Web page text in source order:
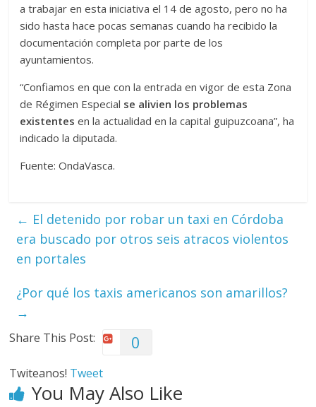
a trabajar en esta iniciativa el 14 de agosto, pero no ha
sido hasta hace pocas semanas cuando ha recibido la
documentación completa por parte de los
ayuntamientos.
“Confiamos en que con la entrada en vigor de esta Zona
de Régimen Especial se alivien los problemas
existentes en la actualidad en la capital guipuzcoana”, ha
indicado la diputada.
Fuente: OndaVasca.
← El detenido por robar un taxi en Córdoba
era buscado por otros seis atracos violentos
en portales
¿Por qué los taxis americanos son amarillos?
→
Share This Post: 0
Twiteanos! Tweet
You May Also Like